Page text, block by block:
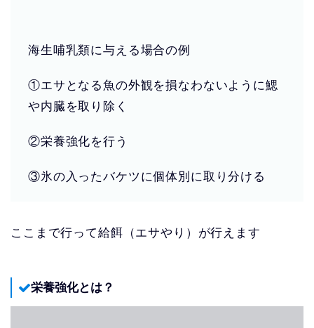
海生哺乳類に与える場合の例
①エサとなる魚の外観を損なわないように鰓
や内臓を取り除く
②栄養強化を行う
③氷の入ったバケツに個体別に取り分ける
ここまで行って給餌（エサやり）が行えます
栄養強化とは？